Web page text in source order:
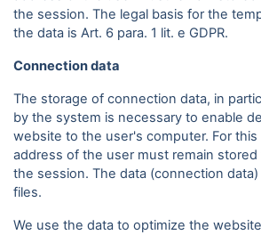
the session. The legal basis for the
the data is Art. 6 para. 1 lit. e GDPR.
Connection data
The storage of connection data, in
by the system is necessary to enable
website to the user's computer. For
address of the user must remain
the session. The data (connection
files.
We use the data to optimize the